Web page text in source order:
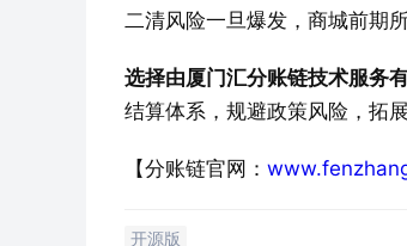
二清风险一旦爆发，商城前期
选择由厦门汇分账链技术服务
结算体系，规避政策风险，拓
【分账链官网：
开源版